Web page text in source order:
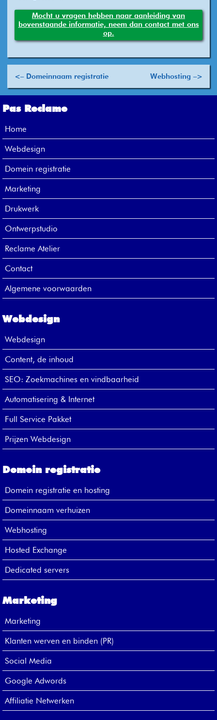
Mocht u vragen hebben naar aanleiding van
bovenstaande informatie, neem dan contact met ons
op.
<– Domeinnaam registratie Webhosting –>
Pas Reclame
Home
Webdesign
Domein registratie
Marketing
Drukwerk
Ontwerpstudio
Reclame Atelier
Contact
Algemene voorwaarden
Webdesign
Webdesign
Content, de inhoud
SEO: Zoekmachines en vindbaarheid
Automatisering & Internet
Full Service Pakket
Prijzen Webdesign
Domein registratie
Domein registratie en hosting
Domeinnaam verhuizen
Webhosting
Hosted Exchange
Dedicated servers
Marketing
Marketing
Klanten werven en binden (PR)
Social Media
Google Adwords
Affiliatie Netwerken